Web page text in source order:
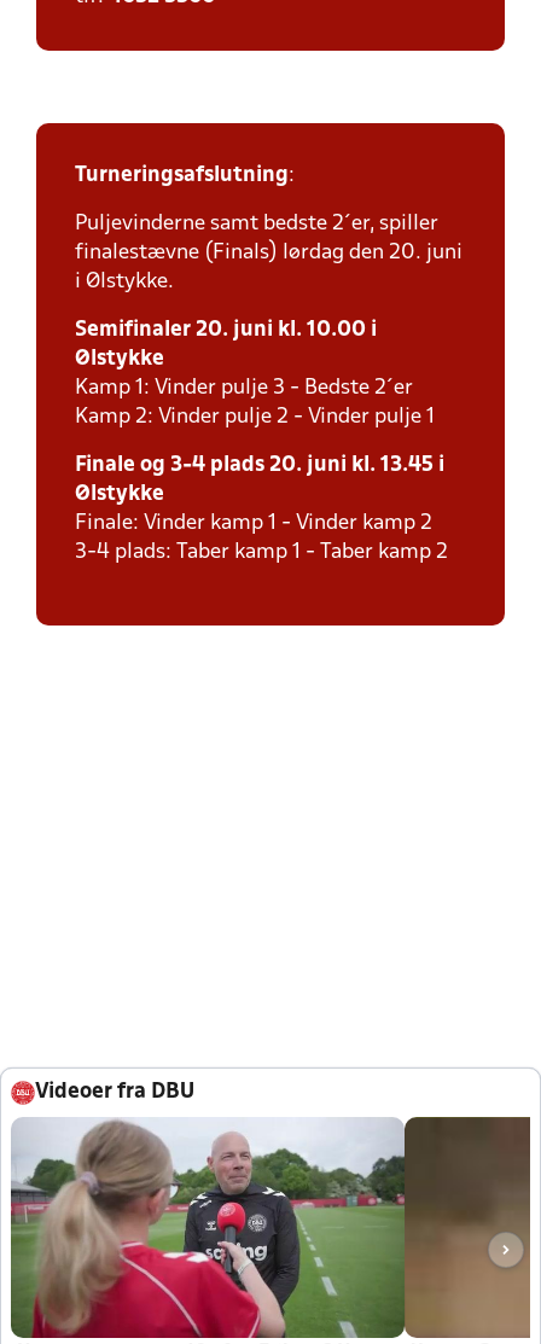
Turneringsafslutning:
Puljevinderne samt bedste 2´er, spiller
finalestævne (Finals) lørdag den 20. juni
i Ølstykke.
Semifinaler 20. juni kl. 10.00 i
Ølstykke
Kamp 1: Vinder pulje 3 - Bedste 2´er
Kamp 2: Vinder pulje 2 - Vinder pulje 1
Finale og 3-4 plads 20. juni kl. 13.45 i
Ølstykke
Finale: Vinder kamp 1 - Vinder kamp 2
3-4 plads: Taber kamp 1 - Taber kamp 2
Videoer fra DBU